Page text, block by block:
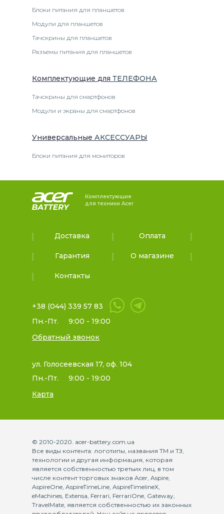
Блоки питания для планшетов
Модули для планшетов
Тачскрины для планшетов
Разъемы питания для планшетов
Комплектующие для ТЕЛЕФОНА
Тачскрины для смартфонов
Модули и экраны для смартфонов
Универсальные АКСЕССУАРЫ
Блоки питания для мониторов
Комплектующие
для техники Acer
Доставка Оплата
Гарантия О магазине
Контакты
+38 (044) 339 57 83
Пн.-Пт.
9:00 - 19:00
Обратный звонок
ул. Голосеевская 17, оф. 104
Пн.-Пт.
9:00 - 19:00
Карта
© 2010-2020. acer-battery.com.ua
Все виды контента: логотипы, названия ТМ и ТЗ,
технологии и другая информация, которая
является собственностью третьих лиц, в том
числе контент торговых знаков Acer, Aspire,
AspireOne, AspireTimeLine, AspireTimelineX,
eMachines, Extensa, Ferrari, FerrariOne, Gateway,
TravelMate, является собственностью их законных